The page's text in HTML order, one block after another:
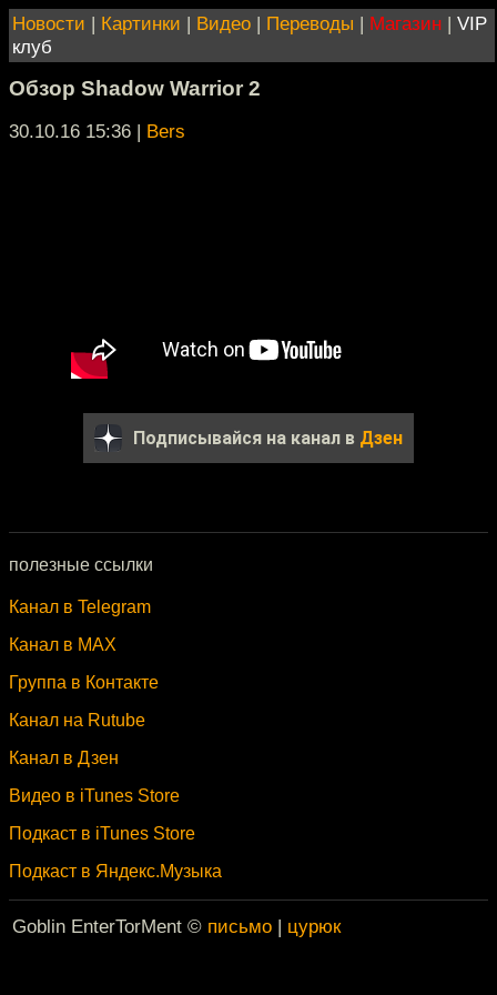
Новости | Картинки | Видео | Переводы | Магазин | VIP
клуб
Обзор Shadow Warrior 2
30.10.16 15:36 | Bers
Подписывайся на канал в Дзен
полезные ссылки
Канал в Telegram
Канал в MAX
Группа в Контакте
Канал на Rutube
Канал в Дзен
Видео в iTunes Store
Подкаст в iTunes Store
Подкаст в Яндекс.Музыка
Goblin EnterTorMent © письмо | цурюк